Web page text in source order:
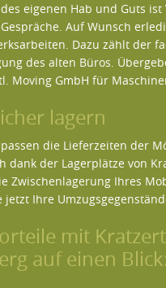
eigenen Hab und Guts
Auf Wunsch
Dazu zählt der
des alten Büros.
Moving GmbH für
lagern
die Lieferzeiten der
dank der Lagerplätze von
Zwischenlagerung Ihres
jetzt Ihre
mit
auf einen